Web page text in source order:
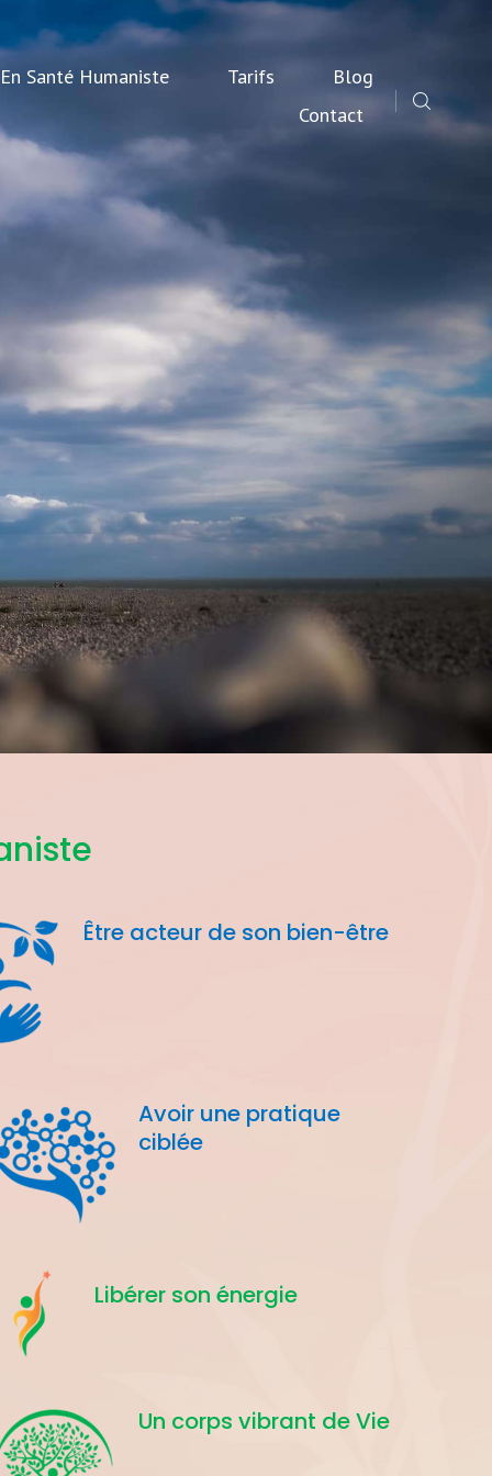
Santé Humaniste Tarifs
Blog
Contact
Être acteur de son bien-être
Avoir une pratique
ciblée
Libérer son énergie
Un corps vibrant de Vie